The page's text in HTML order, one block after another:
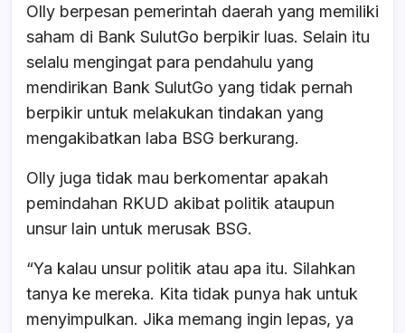
Olly berpesan pemerintah daerah yang memiliki
saham di Bank SulutGo berpikir luas. Selain itu
selalu mengingat para pendahulu yang
mendirikan Bank SulutGo yang tidak pernah
berpikir untuk melakukan tindakan yang
mengakibatkan laba BSG berkurang.
Olly juga tidak mau berkomentar apakah
pemindahan RKUD akibat politik ataupun
unsur lain untuk merusak BSG.
“Ya kalau unsur politik atau apa itu. Silahkan
tanya ke mereka. Kita tidak punya hak untuk
menyimpulkan. Jika memang ingin lepas, ya